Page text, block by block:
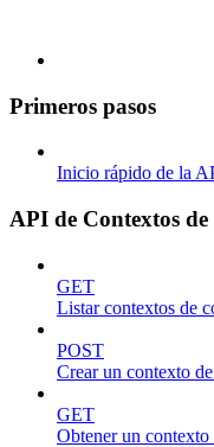
Primeros pasos
Inicio rápido de la
API de Contextos
GET
Listar contextos de
POST
Crear un contexto
GET
Obtener un